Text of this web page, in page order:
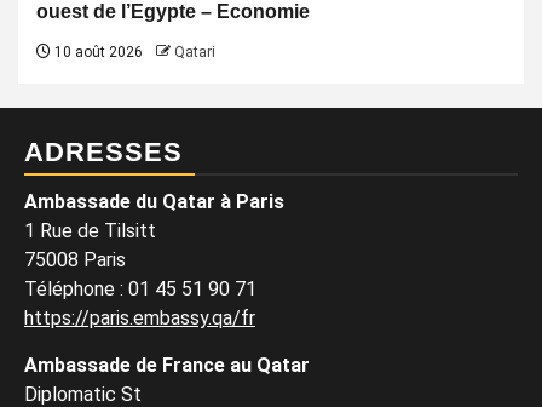
ouest de l’Egypte – Economie
10 août 2026 Qatari
ADRESSES
Ambassade du Qatar à Paris
1 Rue de Tilsitt
75008 Paris
Téléphone : 01 45 51 90 71
https://paris.embassy.qa/fr
Ambassade de France au Qatar
Diplomatic St